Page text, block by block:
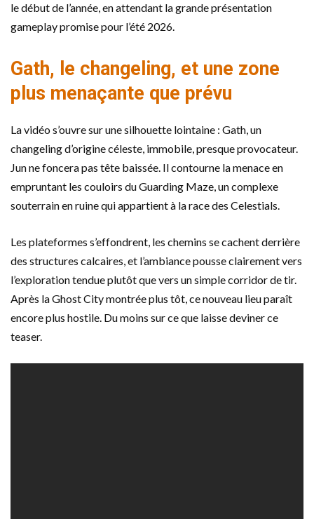
le début de l’année, en attendant la grande présentation
gameplay promise pour l’été 2026.
Gath, le changeling, et une zone
plus menaçante que prévu
La vidéo s’ouvre sur une silhouette lointaine : Gath, un
changeling d’origine céleste, immobile, presque provocateur.
Jun ne foncera pas tête baissée. Il contourne la menace en
empruntant les couloirs du Guarding Maze, un complexe
souterrain en ruine qui appartient à la race des Celestials.
Les plateformes s’effondrent, les chemins se cachent derrière
des structures calcaires, et l’ambiance pousse clairement vers
l’exploration tendue plutôt que vers un simple corridor de tir.
Après la Ghost City montrée plus tôt, ce nouveau lieu paraît
encore plus hostile. Du moins sur ce que laisse deviner ce
teaser.